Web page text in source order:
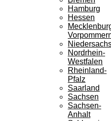
Hamburg
Hessen
Nordrhein-
Westfalen
Rheinland-
Pfalz
Saarland
Sachsen
Sachsen-
Anhalt